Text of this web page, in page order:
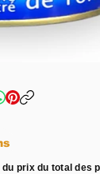
prix du total des